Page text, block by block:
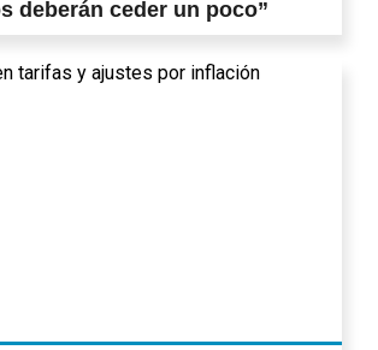
deberán ceder un poco”